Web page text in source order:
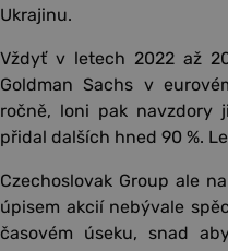
Ukrajinu.
Vždyť v letech 2022 až
Goldman Sachs v
ročně, loni pak navzdory
přidal dalších hned 90 %.
Czechoslovak Group ale
úpisem akcií nebývale
časovém úseku, snad